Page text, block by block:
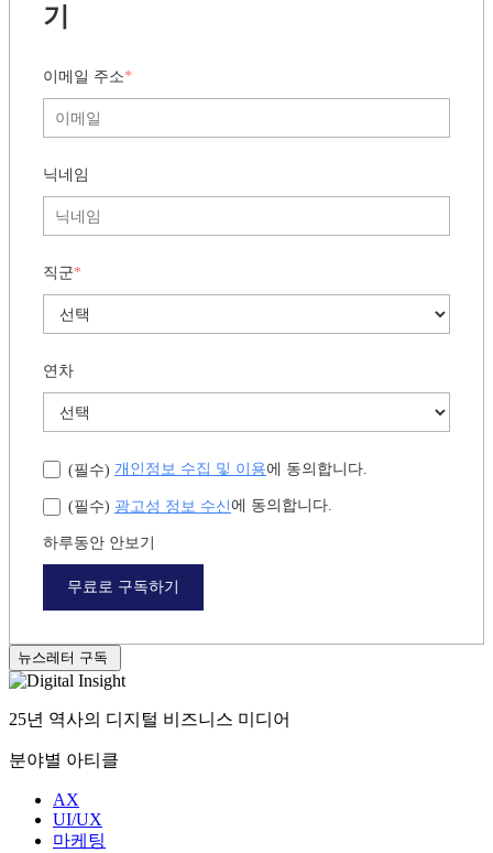
기
이메일 주소*
닉네임
직군*
연차
(필수) 개인정보 수집 및 이용에 동의합니다.
(필수) 광고성 정보 수신에 동의합니다.
하루동안 안보기
무료로 구독하기
뉴스레터 구독
25년 역사의 디지털 비즈니스 미디어
분야별 아티클
AX
UI/UX
마케팅